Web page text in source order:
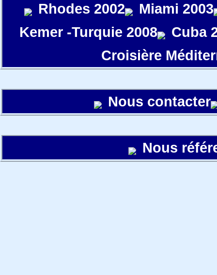
Rhodes 2002
Miami 2003
Kemer -Turquie 2008
Cuba
Croisière
Nous contacter
Nous